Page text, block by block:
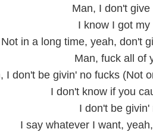
Man, I don't
I know I got
Not in a long time, yeah, don't
Man, fuck all of
I don't be givin' no fucks (Not
I don't know if you
I don't be
I say whatever I want,